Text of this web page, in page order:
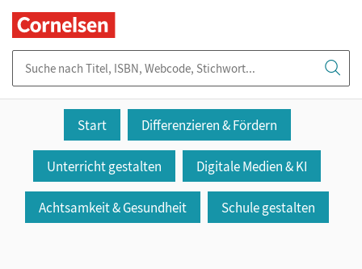
Start Differenzieren & Fördern
Unterricht gestalten Digitale Medien & KI
Achtsamkeit & Gesundheit Schule gestalten